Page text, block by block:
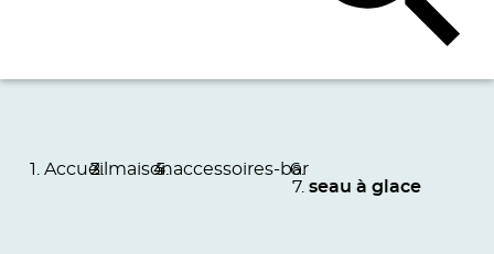
Accueil maisonaccessoires-bar
seau à glace